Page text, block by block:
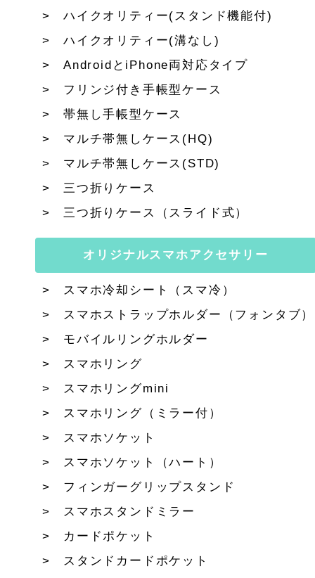
ハイクオリティー(スタンド機能付)
ハイクオリティー(溝なし)
AndroidとiPhone両対応タイプ
フリンジ付き手帳型ケース
帯無し手帳型ケース
マルチ帯無しケース(HQ)
マルチ帯無しケース(STD)
三つ折りケース
三つ折りケース（スライド式）
オリジナルスマホアクセサリー
スマホ冷却シート（スマ冷）
スマホストラップホルダー（フォンタブ）
モバイルリングホルダー
スマホリング
スマホリングmini
スマホリング（ミラー付）
スマホソケット
スマホソケット（ハート）
フィンガーグリップスタンド
スマホスタンドミラー
カードポケット
スタンドカードポケット